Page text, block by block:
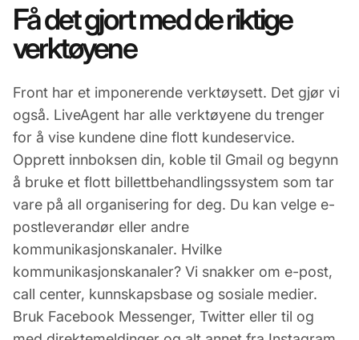
Få det gjort med de riktige
verktøyene
Front har et imponerende verktøysett. Det gjør vi
også. LiveAgent har alle verktøyene du trenger
for å vise kundene dine flott kundeservice.
Opprett innboksen din, koble til Gmail og begynn
å bruke et flott billettbehandlingssystem som tar
vare på all organisering for deg. Du kan velge e-
postleverandør eller andre
kommunikasjonskanaler. Hvilke
kommunikasjonskanaler? Vi snakker om e-post,
call center, kunnskapsbase og sosiale medier.
Bruk Facebook Messenger, Twitter eller til og